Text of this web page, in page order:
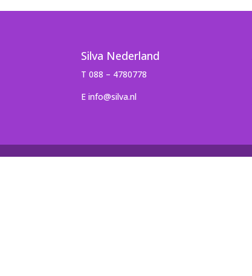
Silva Nederland
T 088 – 4780778
E info@silva.nl